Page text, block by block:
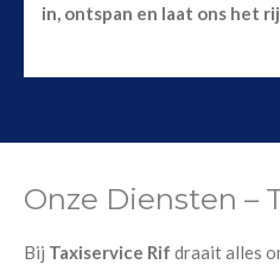
in, ontspan en laat ons het
Onze Diensten –
Bij Taxiservice Rif draait alles